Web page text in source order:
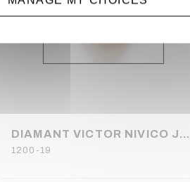
DIAMANT VICTOR NIVICO JVC DT36 6929
1200-19